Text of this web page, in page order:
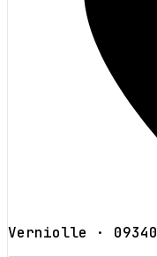
Verniolle · 09340